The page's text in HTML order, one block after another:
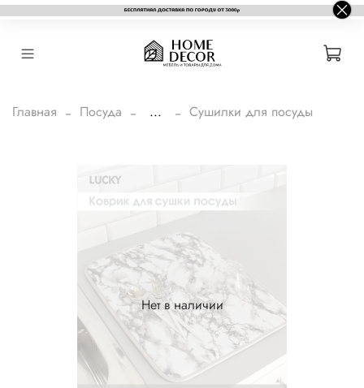
Главная Посуда ... Сушилки для посуды
Нет в наличии